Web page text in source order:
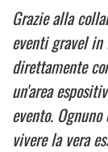
Grazie alla
eventi gravel
direttamente
un'area
evento.
vivere la vera